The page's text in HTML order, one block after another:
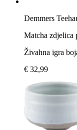
Demmers
Matcha zdjelica
Živahna igra
€ 32,99